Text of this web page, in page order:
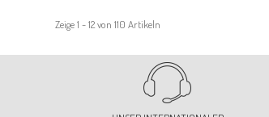
Zeige 1 - 12 von 110 Artikeln